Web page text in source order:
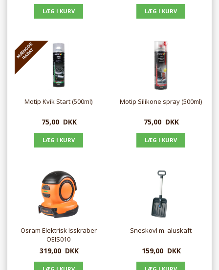
Motip Kvik Start (500ml)
75,00 DKK
Motip Silikone spray (500ml)
75,00 DKK
Osram Elektrisk Isskraber
OEIS010
319,00 DKK
Sneskovl m. aluskaft
159,00 DKK